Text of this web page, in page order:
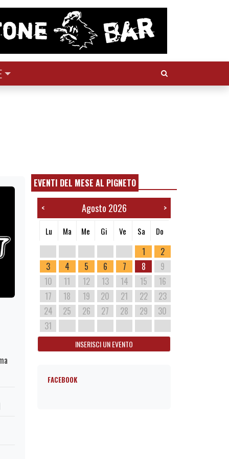
Cerca:
EVENTI DEL MESE AL PIGNETO
< Agosto 2026 >
Lu Ma Me Gi Ve Sa Do
1
2
3
4 5 6 7 8
9
10
11 12 13 14 15
16
17
18 19 20 21 22
23
24
25 26 27 28 29
30
31
INSERISCI UN EVENTO
FACEBOOK